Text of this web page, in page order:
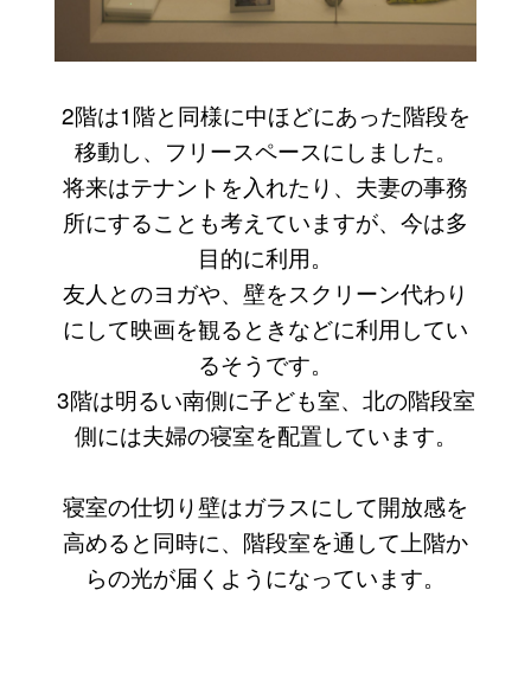
2階は1階と同様に中ほどにあった階段を
移動し、フリースペースにしました。
将来はテナントを入れたり、夫妻の事務
所にすることも考えていますが、今は多
目的に利用。
友人とのヨガや、壁をスクリーン代わり
にして映画を観るときなどに利用してい
るそうです。
3階は明るい南側に子ども室、北の階段室
側には夫婦の寝室を配置しています。
寝室の仕切り壁はガラスにして開放感を
高めると同時に、階段室を通して上階か
らの光が届くようになっています。